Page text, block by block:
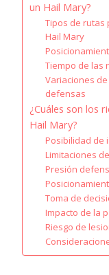
un Hail Mary?
Tipos de rutas
Hail Mary
Tiempo de las
Variaciones
defensas
¿Cuáles son los
Hail Mary?
Posibilidad de
Limitaciones
Presión
Toma de
Impacto de la
Riesgo de